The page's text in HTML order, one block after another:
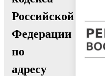
Российской
Федерации
по
адресу